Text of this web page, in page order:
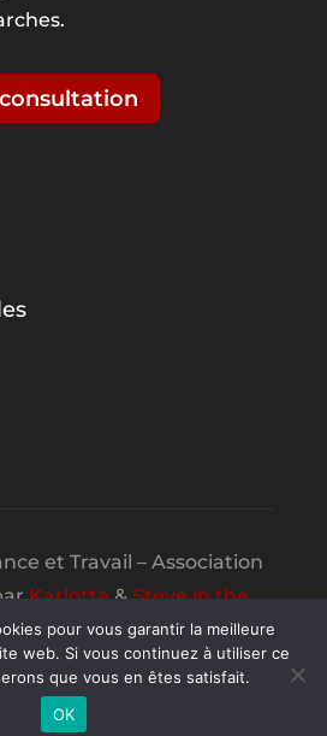
et Travail – Association
Karlotta&Steve in the
Night
pour vous garantir la meilleure
web. Si vous continuez à utiliser ce
que vous en êtes satisfait.
OK